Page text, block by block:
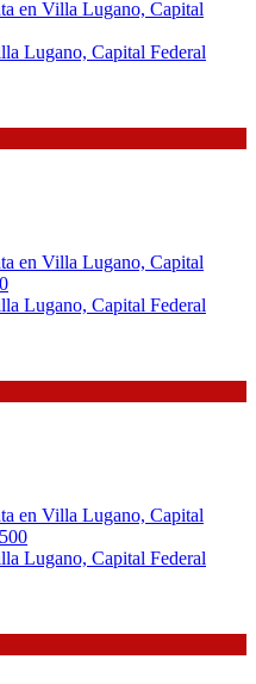
Lugano, Capital Federal
Lugano, Capital Federal
Lugano, Capital Federal